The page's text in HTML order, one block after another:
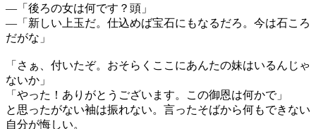
―「後ろの女は何です？頭」
―「新しい上玉だ。仕込めば宝石にもなるだろ。今は石ころ
だがな」
「さぁ、付いたぞ。おそらくここにあんたの妹はいるんじゃ
ないか」
「やった！ありがとうございます。この御恩は何かで」
と思ったがない袖は振れない。言ったそばから何もできない
自分が悔しい。